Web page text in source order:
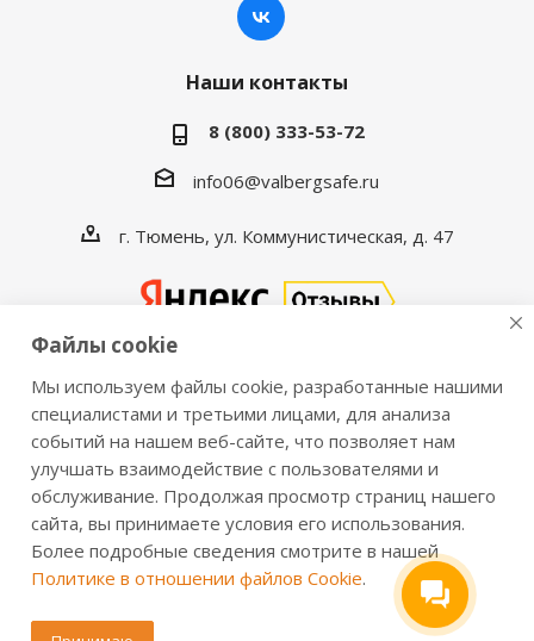
Наши контакты
8 (800) 333-53-72
info06@valbergsafe.ru
г. Тюмень, ул. Коммунистическая, д. 47
2016-2026 © VALBERGSAFE.RU — Интернет-магазин
сейфов Valberg и металлической мебели Практик.
Продажа сейфов для дома и офиса, металлических
шкафов, стеллажей, металлических дверей.
Информация о розничных ценах, технических
характеристиках, наличии на складе носит справочный
характер и не является публичной офертой,
определяемой положениями из Статьи 437 ч.2 ГК РФ.
Файлы cookie
Мы используем файлы cookie, разработанные нашими
специалистами и третьими лицами, для анализа
событий на нашем веб-сайте, что позволяет нам
улучшать взаимодействие с пользователями и
обслуживание. Продолжая просмотр страниц нашего
сайта, вы принимаете условия его использования.
Более подробные сведения смотрите в нашей
Политике в отношении файлов Cookie.